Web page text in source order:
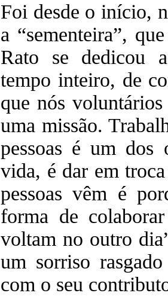
Foi desde o início,
a “sementeira”,
Rato se dedicou
tempo inteiro, de
que nós
uma missão.
pessoas é um dos
vida, é dar em
pessoas vêm é
forma de
voltam no outro
um sorriso
com o seu